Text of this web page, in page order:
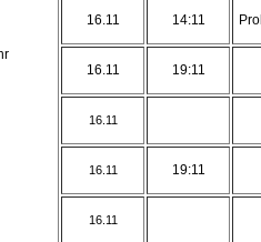
16.11 14:11
16.11 19:11
16.11
16.11 19:11
16.11